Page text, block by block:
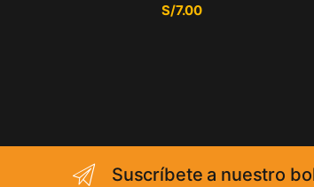
S/7.00
Suscríbete a nuestro